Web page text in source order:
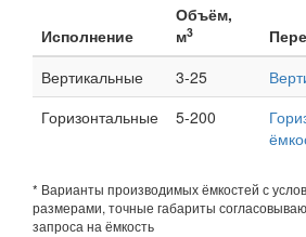
Исполнение
Объём,
м3
Вертикальные
3-25
Горизонтальные
5-200
* Варианты производимых ёмкостей с
размерами, точные габариты
запроса на ёмкость